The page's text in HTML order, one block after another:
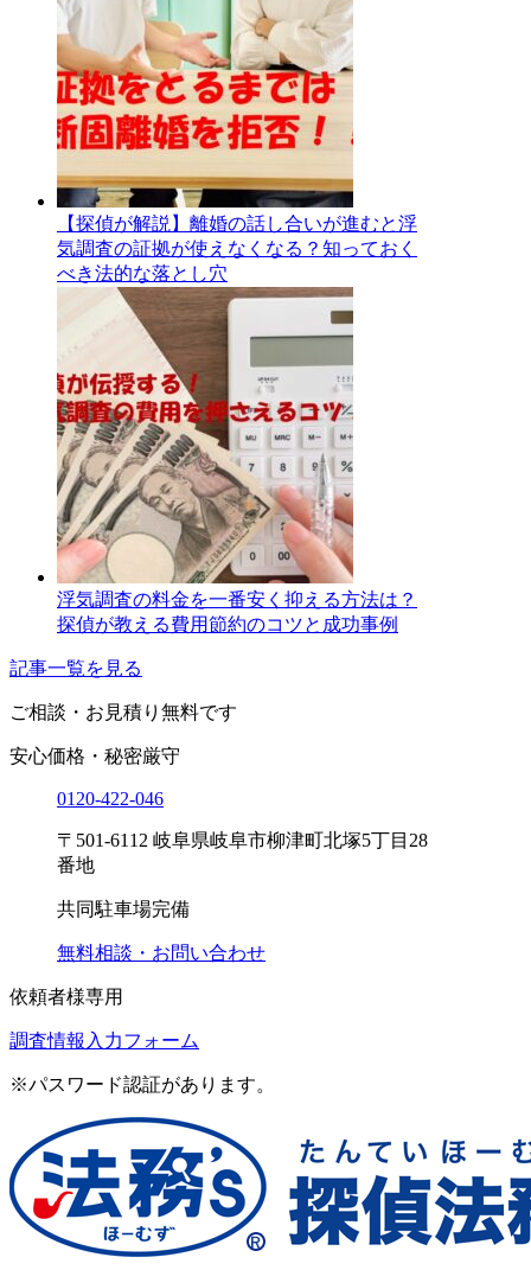
【探偵が解説】離婚の話し合いが進むと浮
気調査の証拠が使えなくなる？知っておく
べき法的な落とし穴
浮気調査の料金を一番安く抑える方法は？
探偵が教える費用節約のコツと成功事例
記事一覧を見る
ご相談・お見積り 無料です
安心価格・秘密厳守
0120-422-046
〒501-6112 岐阜県岐阜市柳津町北塚5丁目28
番地
共同駐車場完備
無料相談・お問い合わせ
依頼者様専用
調査情報入力フォーム
※パスワード認証があります。